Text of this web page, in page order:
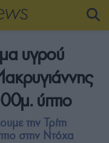
υγρού
ύπτιο
την Τρίτη
στην Ντόχα